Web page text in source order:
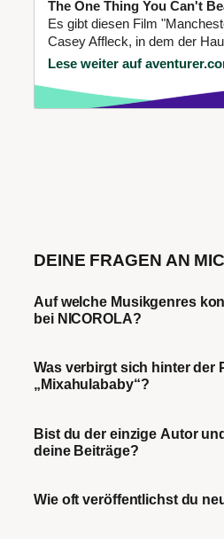
The One Thing You Can't
Es gibt diesen Film
Casey Affleck, in dem der
Lese weiter auf
DEINE FRAGEN AN
Auf welche Musikgenres
bei NICOROLA?
Was verbirgt sich hinter der
„Mixahulababy“?
Bist du der einzige Autor
deine Beiträge?
Wie oft veröffentlichst du